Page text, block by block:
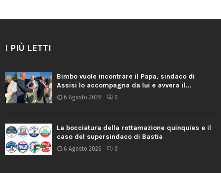
I PIÙ LETTI
Bimbo vuole incontrare il Papa, sindaco di
Assisi lo accompagna da lui e avvera il...
6 Agosto 2026 0
La bocciatura della rottamazione quinquies e il
caso del supersindaco di Bastia
6 Agosto 2026 0